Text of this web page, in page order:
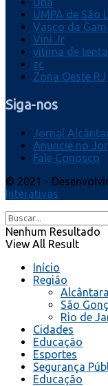
UMPA de São
Vasco da
Vini Jr
vítima de
zc
Zona Oeste RJ
Siga-nos
Jornal
Anuncie no
Fale Conosco
© 2021 -
Interativas
Nenhum Resultado
View All Result
Início
Região
Alcântara
São
Rio de
Cidades
Educação
Esportes
Segurança
Educação